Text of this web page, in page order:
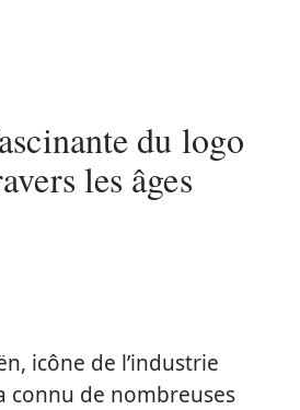
du logo
les âges
icône de l’industrie
connu de nombreuses